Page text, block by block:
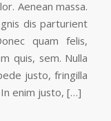
Aenean massa.
dis parturient
quam felis,
quis, sem. Nulla
justo, fringilla
enim justo, […]